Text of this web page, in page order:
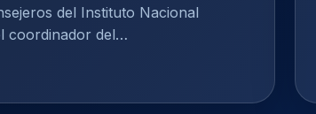
del Instituto Nacional
coordinador del…